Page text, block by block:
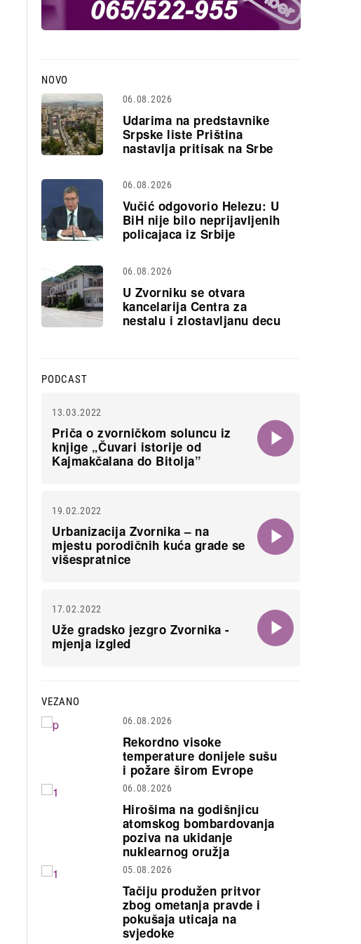
NOVO
06.08.2026
Udarima na predstavnike
Srpske liste Priština
nastavlja pritisak na Srbe
06.08.2026
Vučić odgovorio Helezu: U
BiH nije bilo neprijavljenih
policajaca iz Srbije
06.08.2026
U Zvorniku se otvara
kancelarija Centra za
nestalu i zlostavljanu decu
PODCAST
13.03.2022
Priča o zvorničkom soluncu iz
knjige „Čuvari istorije od
Kajmakčalana do Bitolja”
19.02.2022
Urbanizacija Zvornika – na
mjestu porodičnih kuća grade se
višespratnice
17.02.2022
Uže gradsko jezgro Zvornika -
mjenja izgled
VEZANO
06.08.2026
Rekordno visoke
temperature donijele sušu
i požare širom Evrope
06.08.2026
Hirošima na godišnjicu
atomskog bombardovanja
poziva na ukidanje
nuklearnog oružja
05.08.2026
Tačiju produžen pritvor
zbog ometanja pravde i
pokušaja uticaja na
svjedoke